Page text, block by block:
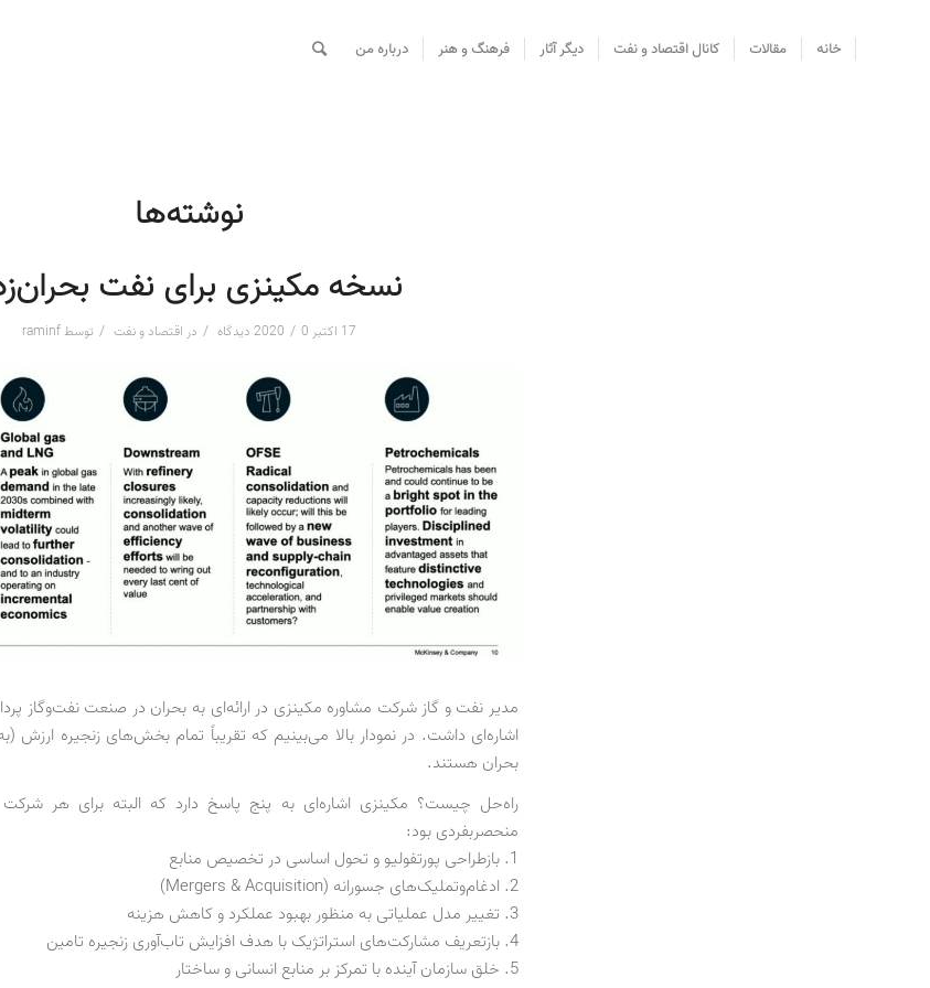
خانه مقالات کانال اقتصاد و نفت دیگر آثار فرهنگ و هنر درباره من
نوشته‌ها
نسخه مکینزی برای نفت
17 اکتبر 2020 / 0 دیدگاه / در اقتصاد و نفت / توسطraminf
مدیر نفت و گاز شرکت مشاوره مکینزی در ارائه‌ای به بحران در صنعت نفت‌وگاز
اشاره‌ای داشت. در نمودار بالا می‌بینیم که تقریباً تمام بخش‌های زنجیره ارزش
بحران هستند.
راه‌حل چیست؟ مکینزی اشاره‌ای به پنج پاسخ دارد که البته برای هر شرکت
منحصربفردی بود:
1. با
زطراحی پورتفولیو و تحول اساسی در تخصیص منابع
2. ادغام‌وتملیک‌های جسورانه (Mergers & Acquisition)
3. تغییر مدل عملیاتی به منظور بهبود عملکرد و کاهش هزینه
4. بازتعریف مشارکت‌های استراتژیک با هدف افزایش تاب‌آوری زنجیره تامین
5. خلق سازمان
آینده با تمرکز بر منابع انسانی و ساختار